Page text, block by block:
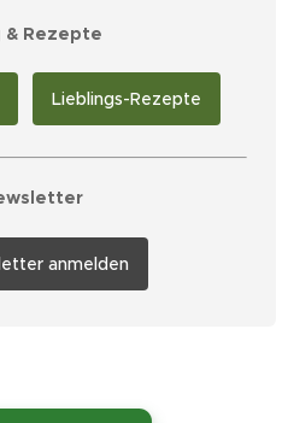
& Rezepte
Lieblings-Rezepte
anmelden